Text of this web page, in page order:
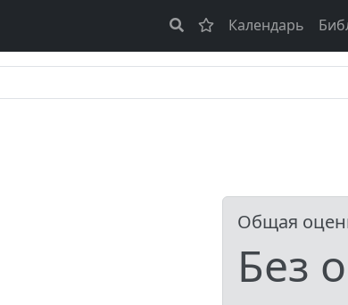
Календарь
Общая
Без